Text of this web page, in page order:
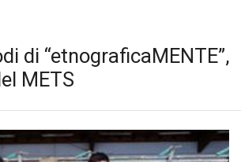
di “etnograficaMENTE”,
METS